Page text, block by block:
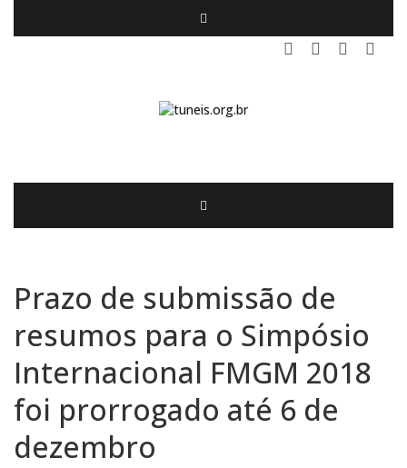
Prazo de submissão de
resumos para o Simpósio
Internacional FMGM 2018
foi prorrogado até 6 de
dezembro